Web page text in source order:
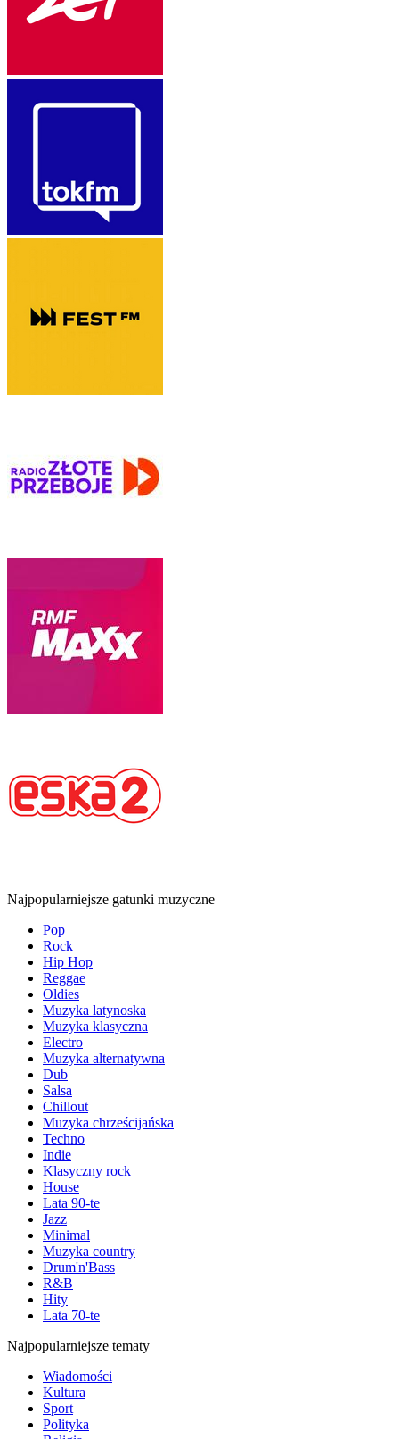
Najpopularniejsze gatunki muzyczne
Pop
Rock
Hip Hop
Reggae
Oldies
Muzyka latynoska
Muzyka klasyczna
Electro
Muzyka alternatywna
Dub
Salsa
Chillout
Muzyka chrześcijańska
Techno
Indie
Klasyczny rock
House
Lata 90-te
Jazz
Minimal
Muzyka country
Drum'n'Bass
R&B
Hity
Lata 70-te
Najpopularniejsze tematy
Wiadomości
Kultura
Sport
Polityka